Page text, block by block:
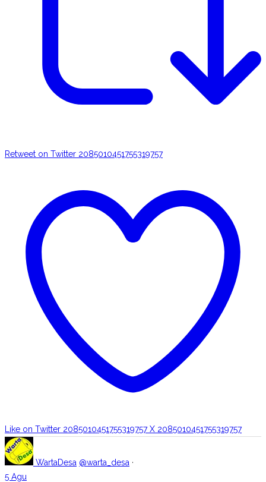
Retweet on Twitter 2085010451755319757
Like on Twitter 2085010451755319757 X 2085010451755319757
WartaDesa @warta_desa ·
5 Agu